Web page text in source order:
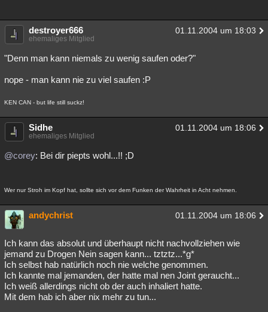
destroyer666 01.11.2004 um 18:03
ehemaliges Mitglied
"Denn man kann niemals zu wenig saufen oder?"
nope - man kann nie zu viel saufen :P
KEN CAN - but life still suckz!
Sidhe 01.11.2004 um 18:06
ehemaliges Mitglied
@corey: Bei dir piepts wohl...!! ;D
Wer nur Stroh im Kopf hat, sollte sich vor dem Funken der Wahrheit in Acht nehmen.
andychrist 01.11.2004 um 18:06
Ich kann das absolut und überhaupt nicht nachvollziehen wie
jemand zu Drogen Nein sagen kann... tztztz...*g*
Ich selbst hab natürlich noch nie welche genommen.
Ich kannte mal jemanden, der hatte mal nen Joint geraucht...
Ich weiß allerdings nicht ob der auch inhaliert hatte.
Mit dem hab ich aber nix mehr zu tun...